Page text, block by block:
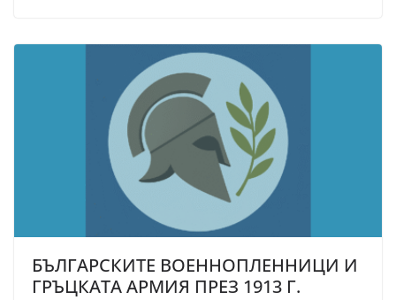
БЪЛГАРСКИТЕ ВОЕННОПЛЕННИЦИ И
ГРЪЦКАТА АРМИЯ ПРЕЗ 1913 Г.